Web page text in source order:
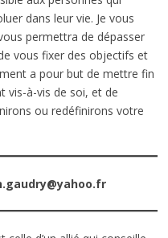
dans leur vie. Je vous
permettra de dépasser
vous fixer des objectifs et
a pour but de mettre fin
vis-à-vis de soi, et de
ou redéfinirons votre